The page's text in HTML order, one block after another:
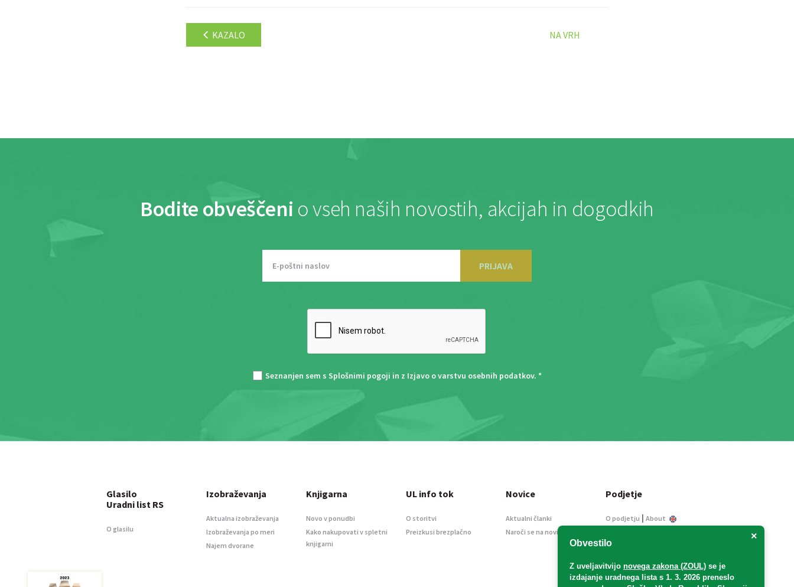
KAZALO NA VRH
Bodite obveščeni o vseh naših novostih, akcijah in dogodkih
PRIJAVA
Seznanjen sem s Splošnimi pogoji in z Izjavo o varstvu osebnih podatkov. *
×
Obvestilo
Z uveljavitvijo novega zakona (ZOUL) se je
izdajanje uradnega lista s 1. 3. 2026 preneslo
Glasilo
Uradni list RS
O glasilu
Izobraževanja
Aktualna izobraževanja
Izobraževanja po meri
Najem dvorane
Knjigarna
Novo v ponudbi
Kako nakupovati v spletni
knjigarni
UL info tok
O storitvi
Preizkusi brezplačno
Novice
Aktualni članki
Naroči se na novice
Podjetje
O podjetju | About
Informacije javnega
Oglaševanje
Splošni pogoji